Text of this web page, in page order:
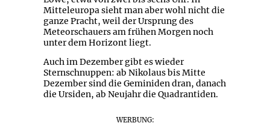
Mitteleuropa sieht man aber wohl nicht die
ganze Pracht, weil der Ursprung des
Meteorschauers am frühen Morgen noch
unter dem Horizont liegt.
Auch im Dezember gibt es wieder
Sternschnuppen: ab Nikolaus bis Mitte
Dezember sind die Geminiden dran, danach
die Ursiden, ab Neujahr die Quadrantiden.
WERBUNG: